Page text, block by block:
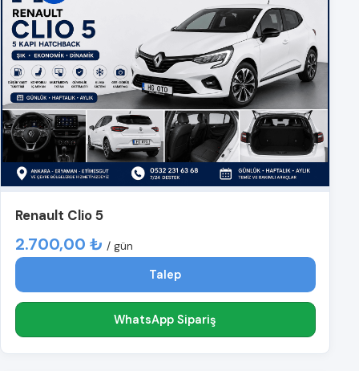
Renault Clio 5
2.700,00 ₺ / gün
Talep
WhatsApp Sipariş